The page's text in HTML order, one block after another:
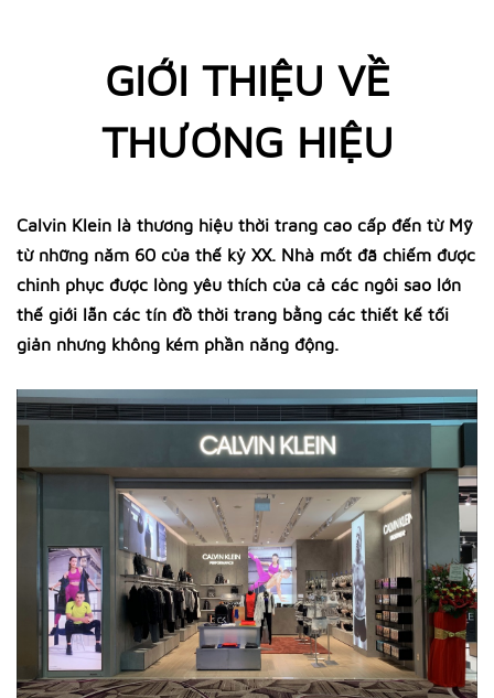
GIỚI THIỆU VỀ
THƯƠNG HIỆU
Calvin Klein là thương hiệu thời trang cao cấp đến từ Mỹ
từ những năm 60 của thế kỷ XX. Nhà mốt đã chiếm được
chinh phục được lòng yêu thích của cả các ngôi sao lớn
thế giới lẫn các tín đồ thời trang bằng các thiết kế tối
giản nhưng không kém phần năng động.